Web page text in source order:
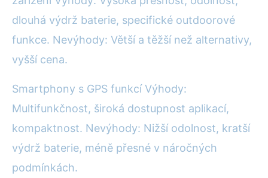
dlouhá výdrž baterie, specifické outdoorové
funkce. Nevýhody: Větší a těžší než alternativy,
vyšší cena.
Smartphony s GPS funkcí Výhody:
Multifunkčnost, široká dostupnost aplikací,
kompaktnost. Nevýhody: Nižší odolnost, kratší
výdrž baterie, méně přesné v náročných
podmínkách.